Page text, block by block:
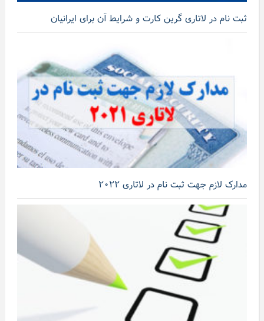
ثبت نام در لاتاری گرین کارت و شرایط آن برای ایرانیان
مدارک لازم جهت ثبت نام در لاتاری ۲۰۲۲